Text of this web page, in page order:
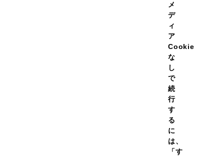
いイメージをすべて払拭するような商品
が悪い・・・これまでのプロテインに対する印象を
での完成度ではないか、と想像されます
ので、美味しくないとストレスになってしまうので
ない日も朝ごはんの代わりにしても良いかな、と思
メ
デ
ィ
ア
Cookie
な
し
で
続
行
す
る
に
は、
「す